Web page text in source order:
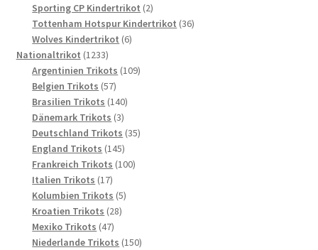
Sporting CP Kindertrikot 22
Produkte
Tottenham Hotspur Kindertrikot 3636
Wolves Kindertrikot 66
Nationaltrikot 12331233
Produkte
Argentinien Trikots 109109
Belgien Trikots 5757
Produkte
Brasilien Trikots 140140
Dänemark Trikots 33
Produkte
Deutschland Trikots 3535
England Trikots 145145
Produkte
Frankreich Trikots 100100
Italien Trikots 1717
Produkte
Kolumbien Trikots 55
Kroatien Trikots 2828
Mexiko Trikots 4747
Produkte
Niederlande Trikots 150150